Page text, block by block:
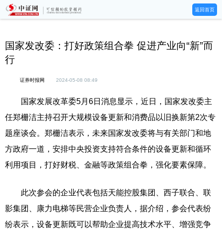
返回首页
国家发改委：打好政策组合拳 促进产业向“新”而
行
证券时报网 2024-05-08 08:49
国家发展改革委5月6日消息显示，近日，国家发改委主
任郑栅洁主持召开大规模设备更新和消费品以旧换新第2次专
题座谈会。郑栅洁表示，未来国家发改委将与有关部门和地
方政府一道，安排中央投资支持符合条件的设备更新和循环
利用项目，打好财税、金融等政策组合拳，强化要素保障。
此次参会的企业代表包括天能控股集团、西子联合、联
影集团、康力电梯等民营企业负责人，据介绍，参会代表纷
纷表示，设备更新既可以帮助企业提高技术水平、增强竞争